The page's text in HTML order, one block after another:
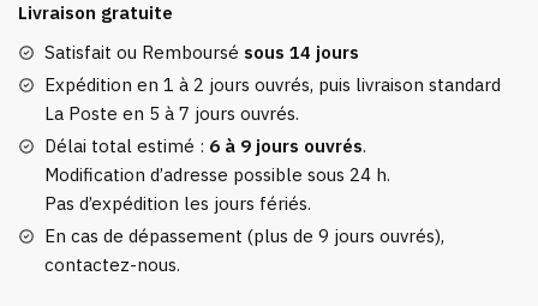
Grosse
Maille
Livraison gratuite
Satisfait ou Remboursé sous 14 jours
Expédition en 1 à 2 jours ouvrés, puis livraison standard
La Poste en 5 à 7 jours ouvrés.
Délai total estimé : 6 à 9 jours ouvrés.
Modification d’adresse possible sous 24 h.
Pas d’expédition les jours fériés.
En cas de dépassement (plus de 9 jours ouvrés),
contactez-nous.